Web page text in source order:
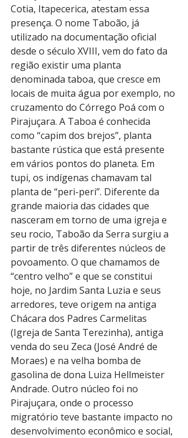
Cotia, Itapecerica, atestam essa
presença. O nome Taboão, já
utilizado na documentação oficial
desde o século XVIII, vem do fato da
região existir uma planta
denominada taboa, que cresce em
locais de muita água por exemplo, no
cruzamento do Córrego Poá com o
Pirajuçara. A Taboa é conhecida
como “capim dos brejos”, planta
bastante rústica que está presente
em vários pontos do planeta. Em
tupi, os indígenas chamavam tal
planta de “peri-peri”. Diferente da
grande maioria das cidades que
nasceram em torno de uma igreja e
seu rocio, Taboão da Serra surgiu a
partir de três diferentes núcleos de
povoamento. O que chamamos de
“centro velho” e que se constitui
hoje, no Jardim Santa Luzia e seus
arredores, teve origem na antiga
Chácara dos Padres Carmelitas
(Igreja de Santa Terezinha), antiga
venda do seu Zeca (José André de
Moraes) e na velha bomba de
gasolina de dona Luiza Hellmeister
Andrade. Outro núcleo foi no
Pirajuçara, onde o processo
migratório teve bastante impacto no
desenvolvimento econômico e social,